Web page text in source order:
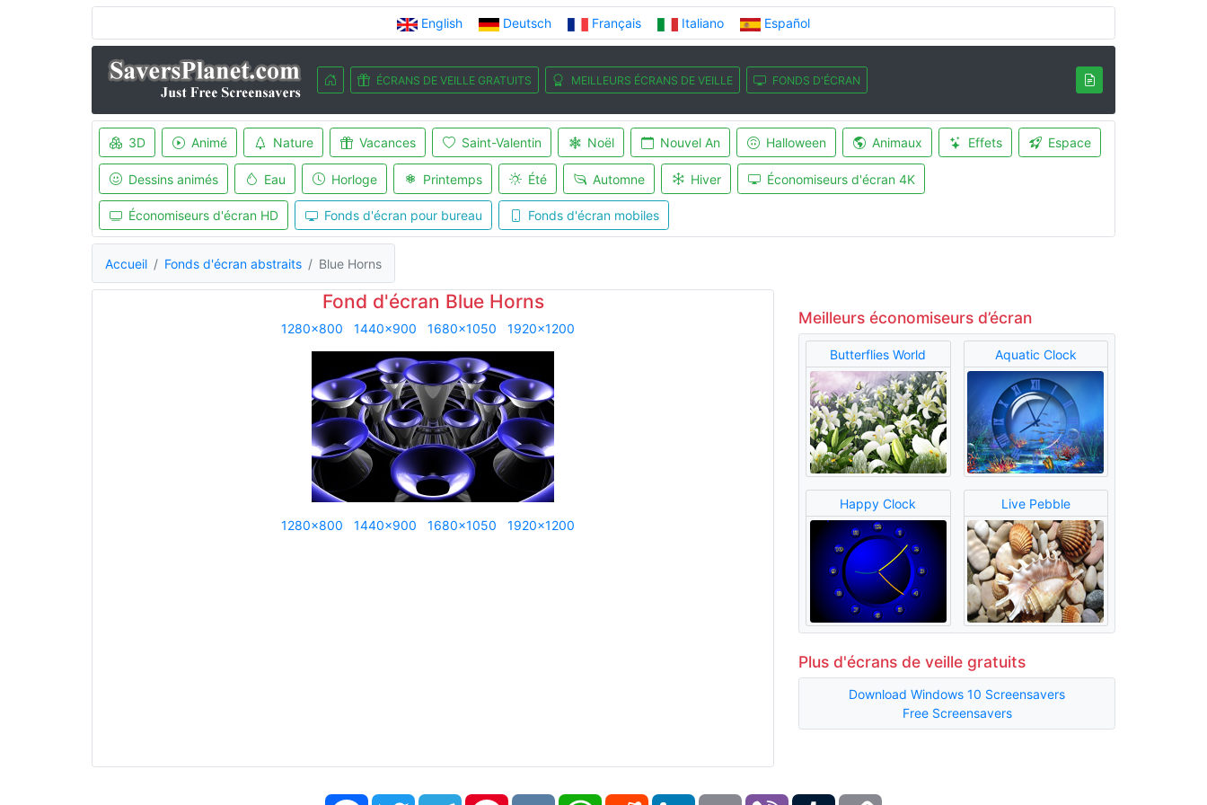
English Deutsch Français Italiano Español
ÉCRANS DE VEILLE GRATUITS MEILLEURS ÉCRANS DE VEILLE FONDS D'ÉCRAN
3D Animé Nature Vacances Saint-Valentin Noël Nouvel An Halloween Animaux Effets Espace
Dessins animés Eau Horloge Printemps Été Automne Hiver Économiseurs d'écran 4K
Économiseurs d'écran HD Fonds d'écran pour bureau Fonds d'écran mobiles
Accueil Fonds d'écran abstraits Blue Horns
Fond d'écran Blue Horns
1280x800 1440x900 1680x1050 1920x1200
1280x800 1440x900 1680x1050 1920x1200
Meilleurs économiseurs d’écran
Butterflies World Aquatic Clock
Happy Clock Live Pebble
Plus d'écrans de veille gratuits
Download Windows 10 Screensavers
Free Screensavers